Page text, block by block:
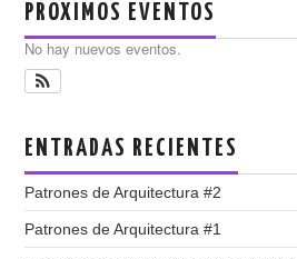
PRÓXIMOS EVENTOS
No hay nuevos eventos.
ENTRADAS RECIENTES
Patrones de Arquitectura #2
Patrones de Arquitectura #1